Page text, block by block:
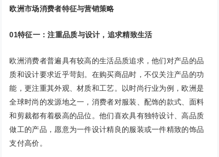
欧洲市场消费者特征与营销策略
01特征一：注重品质与设计，追求精致生活
欧洲消费者普遍具有较高的生活品质追求，他们对产品的品
质和设计要求近乎苛刻。在购买商品时，不仅关注产品的功
能，更注重其外观、材质和工艺。以时尚行业为例，欧洲是
全球时尚的发源地之一，消费者对服装、配饰的款式、面料
和剪裁都有着极高的品位。他们喜欢具有独特设计、高品质
做工的产品，愿意为一件设计精良的服装或一件精致的饰品
支付高价。